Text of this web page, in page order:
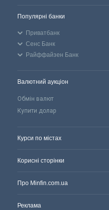
Популярні банки
Приватбанк
Сенс Банк
Райффайзен Банк
Валютний аукціон
Обмін валют
Купити долар
Курси по містах
Корисні сторінки
Про Minfin.com.ua
Реклама